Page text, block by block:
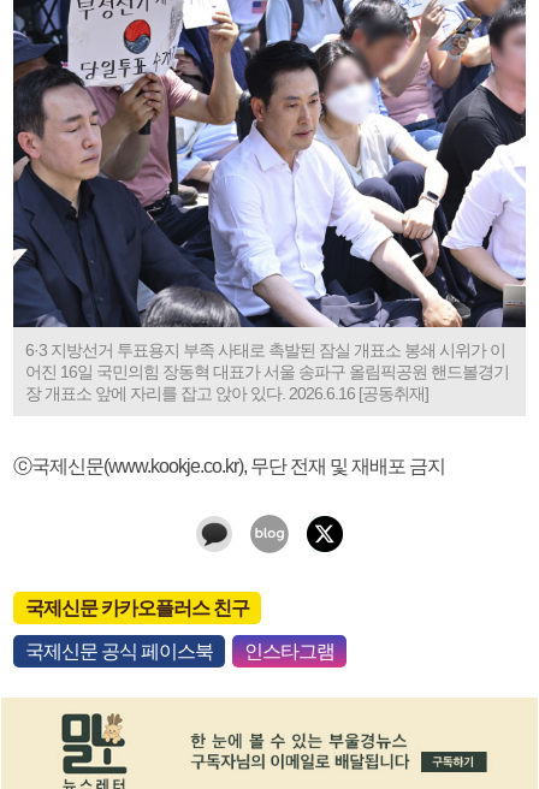
6·3 지방선거 투표용지 부족 사태로 촉발된 잠실 개표소 봉쇄 시위가 이
어진 16일 국민의힘 장동혁 대표가 서울 송파구 올림픽공원 핸드볼경기
장 개표소 앞에 자리를 잡고 앉아 있다. 2026.6.16 [공동취재]
ⓒ국제신문(www.kookje.co.kr), 무단 전재 및 재배포 금지
국제신문 카카오플러스 친구
국제신문 공식 페이스북 인스타그램